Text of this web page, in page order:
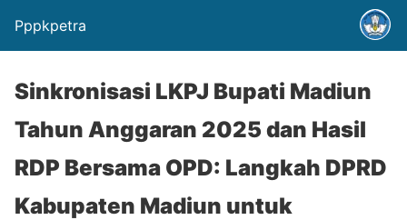
Pppkpetra
Sinkronisasi LKPJ Bupati Madiun
Tahun Anggaran 2025 dan Hasil
RDP Bersama OPD: Langkah DPRD
Kabupaten Madiun untuk